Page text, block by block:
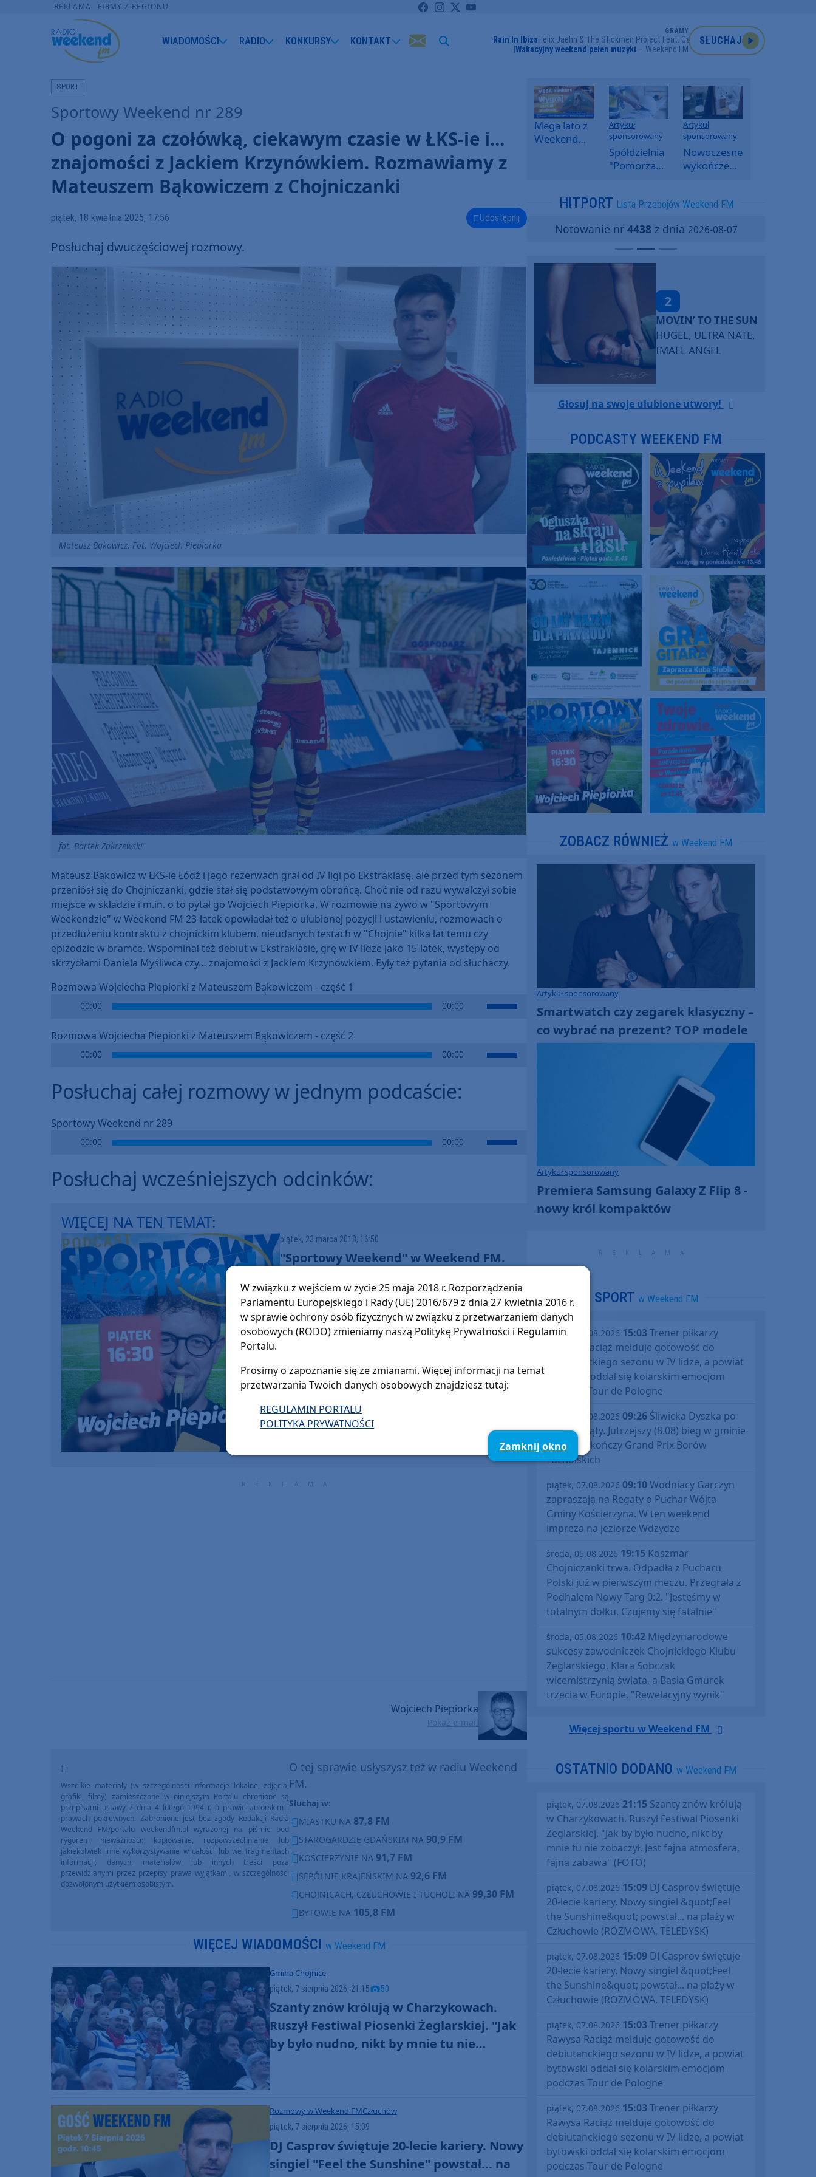
REKLAMA FIRMY Z REGIONU
WIADOMOŚCI RADIO KONKURSY KONTAKT
GRAMY
Rain In Ibiza Felix Jaehn & The Stickmen Project Feat. Calum Scott
Wakacyjny weekend pełen muzyki
Weekend FM
SŁUCHAJ
SPORT
Sportowy Weekend nr 289
O pogoni za czołówką, ciekawym czasie w ŁKS-ie i...
znajomości z Jackiem Krzynówkiem. Rozmawiamy z
Mateuszem Bąkowiczem z Chojniczanki
piątek, 18 kwietnia 2025, 17:56 Udostępnij
Posłuchaj dwuczęściowej rozmowy.
Mateusz Bąkowicz. Fot. Wojciech Piepiorka
fot. Bartek Zakrzewski
Mateusz Bąkowicz w ŁKS-ie Łódź i jego rezerwach grał od IV ligi po Ekstraklasę, ale przed tym sezonem
przeniósł się do Chojniczanki, gdzie stał się podstawowym obrońcą. Choć nie od razu wywalczył sobie
miejsce w składzie i m.in. o to pytał go Wojciech Piepiorka. W rozmowie na żywo w "Sportowym
Weekendzie" w Weekend FM 23-latek opowiadał też o ulubionej pozycji i ustawieniu, rozmowach o
przedłużeniu kontraktu z chojnickim klubem, nieudanych testach w "Chojnie" kilka lat temu czy
epizodzie w bramce. Wspominał też debiut w Ekstraklasie, grę w IV lidze jako 15-latek, występy od
skrzydłami Daniela Myśliwca czy… znajomości z Jackiem Krzynówkiem. Były też pytania od słuchaczy.
Rozmowa Wojciecha Piepiorki z Mateuszem Bąkowiczem - część 1
00:00 00:00
Use
to
Rozmowa Wojciecha Piepiorki z Mateuszem Bąkowiczem - część 2
00:00 00:00
Use
or
Posłuchaj całej rozmowy w jednym podcaście:
Sportowy Weekend nr 289
00:00 00:00
Use
volume.
Posłuchaj wcześniejszych odcinków:
WIĘCEJ NA TEN TEMAT:
piątek, 23 marca 2018, 16:50
"Sportowy Weekend" w Weekend FM.
Wojciech Piepiorka
Pokaż e-mail
O tej sprawie usłyszysz też w radiu Weekend
FM.
Słuchaj w:
MIASTKU NA 87,8 FM
STAROGARDZIE GDAŃSKIM NA 90,9 FM
KOŚCIERZYNIE NA 91,7 FM
SĘPÓLNIE KRAJEŃSKIM NA 92,6 FM
CHOJNICACH, CZŁUCHOWIE I TUCHOLI NA 99,30 FM
BYTOWIE NA 105,8 FM
Wszelkie materiały (w szczególności informacje lokalne, zdjęcia,
grafiki, filmy) zamieszczone w niniejszym Portalu chronione są
przepisami ustawy z dnia 4 lutego 1994 r. o prawie autorskim i
prawach pokrewnych. Zabronione jest bez zgody Redakcji Radia
Weekend FM/portalu weekendfm.pl wyrażonej na piśmie pod
rygorem nieważności: kopiowanie, rozpowszechnianie lub
jakiekolwiek inne wykorzystywanie w całości lub we fragmentach
informacji, danych, materiałów lub innych treści poza
przewidzianymi przez przepisy prawa wyjątkami, w szczególności
dozwolonym użytkiem osobistym.
WIĘCEJ WIADOMOŚCI w Weekend FM
Gmina Chojnice
piątek, 7 sierpnia 2026, 21:15 50
Szanty znów królują w Charzykowach.
Ruszył Festiwal Piosenki Żeglarskiej. "Jak
by było nudno, nikt by mnie tu nie
Rozmowy w Weekend FMCzłuchów
piątek, 7 sierpnia 2026, 15:09
DJ Casprov świętuje 20-lecie kariery. Nowy
singiel "Feel the Sunshine" powstał... na
Mega lato z
Weekend
Artykuł
sponsorowany
Spółdzielnia
"Pomorzanka"
informuje o
i ofertach
najmu
Artykuł
sponsorowany
Nowoczesne
wykończenia
SPC, WPC i
kamienny
HITPORT Lista Przebojów Weekend FM
Notowanie nr 4438z dnia 2026-08-07
2
MOVIN’ TO THE SUN
HUGEL, ULTRA NATE,
IMAEL ANGEL
Głosuj na swoje ulubione utwory!
PODCASTY WEEKEND FM
ZOBACZ RÓWNIEŻ w Weekend FM
Artykuł sponsorowany
Smartwatch czy zegarek klasyczny –
co wybrać na prezent? TOP modele
Artykuł sponsorowany
Premiera Samsung Galaxy Z Flip 8 -
nowy król kompaktów
SPORT w Weekend FM
piątek, 07.08.2026 15:03Trener piłkarzy
Rawysa Raciąż melduje gotowość do
debiutanckiego sezonu w IV lidze, a powiat
bytowski oddał się kolarskim emocjom
podczas Tour de Pologne
piątek, 07.08.2026 09:26 Śliwicka Dyszka po
raz dziesiąty. Jutrzejszy (8.08) bieg w gminie
Śliwice zakończy Grand Prix Borów
Tucholskich
piątek, 07.08.2026 09:10Wodniacy Garczyn
zapraszają na Regaty o Puchar Wójta
Gminy Kościerzyna. W ten weekend
impreza na jeziorze Wdzydze
środa, 05.08.2026 19:15 Koszmar
Chojniczanki trwa. Odpadła z Pucharu
Polski już w pierwszym meczu. Przegrała z
Podhalem Nowy Targ 0:2. "Jesteśmy w
totalnym dołku. Czujemy się fatalnie"
środa, 05.08.2026 10:42 Międzynarodowe
sukcesy zawodniczek Chojnickiego Klubu
Żeglarskiego. Klara Sobczak
wicemistrzynią świata, a Basia Gmurek
trzecia w Europie. "Rewelacyjny wynik"
Więcej sportu w Weekend FM
OSTATNIO DODANO w Weekend FM
piątek, 07.08.2026 21:15 Szanty znów królują
w Charzykowach. Ruszył Festiwal Piosenki
Żeglarskiej. "Jak by było nudno, nikt by
mnie tu nie zobaczył. Jest fajna atmosfera,
fajna zabawa" (FOTO)
piątek, 07.08.2026 15:09 DJ Casprov świętuje
20-lecie kariery. Nowy singiel &quot;Feel
the Sunshine&quot; powstał... na plaży w
Człuchowie (ROZMOWA, TELEDYSK)
piątek, 07.08.2026 15:09 DJ Casprov świętuje
20-lecie kariery. Nowy singiel &quot;Feel
the Sunshine&quot; powstał... na plaży w
Człuchowie (ROZMOWA, TELEDYSK)
piątek, 07.08.2026 15:03Trener piłkarzy
Rawysa Raciąż melduje gotowość do
debiutanckiego sezonu w IV lidze, a powiat
bytowski oddał się kolarskim emocjom
podczas Tour de Pologne
piątek, 07.08.2026 15:03Trener piłkarzy
Rawysa Raciąż melduje gotowość do
debiutanckiego sezonu w IV lidze, a powiat
bytowski oddał się kolarskim emocjom
podczas Tour de Pologne
W związku z wejściem w życie 25 maja 2018 r. Rozporządzenia
Parlamentu Europejskiego i Rady (UE) 2016/679 z dnia 27 kwietnia 2016 r.
w sprawie ochrony osób fizycznych w związku z przetwarzaniem danych
osobowych (RODO) zmieniamy naszą Politykę Prywatności i Regulamin
Portalu.
Prosimy o zapoznanie się ze zmianami. Więcej informacji na temat
przetwarzania Twoich danych osobowych znajdziesz tutaj:
REGULAMIN PORTALU
POLITYKA PRYWATNOŚCI
Zamknij okno